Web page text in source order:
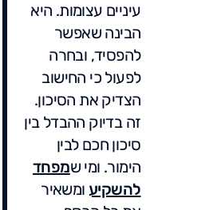
עיניים עצומות. היא
הבינה שאפשר
להפסיד, ובחרה
לפעול כי החישוב
הצדיק את הסיכון.
זה בדיוק ההבדל בין
סיכון חכם לבין
הימור. ומי שמפחד
להשקיעומשאיר